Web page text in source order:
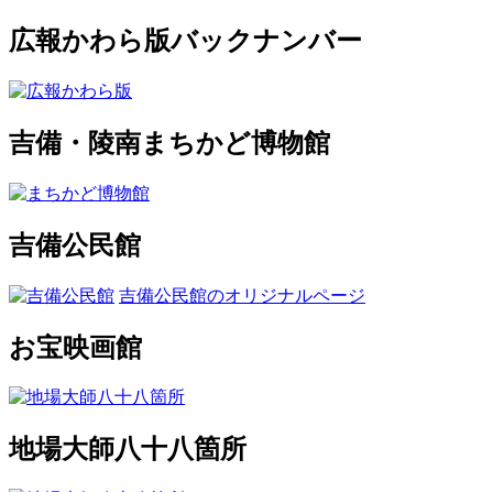
広報かわら版バックナンバー
吉備・陵南まちかど博物館
吉備公民館
吉備公民館のオリジナルページ
お宝映画館
地場大師八十八箇所